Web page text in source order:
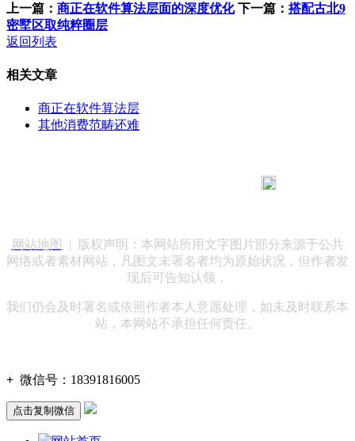
上一篇： 商正在软件算法层面的深度优化 下一篇： 搭配古北9
密墅区取纯粹圈层
返回列表
相关文章
商正在软件算法层
其他消费范畴还难
网站地图
| 版权声明：本网站所用文字图片部分来源于公共
网络或者素材网站，凡图文未署名者均为原始状况，但作者发
现后可告知认领，
我们仍会及时署名或依照作者本人意愿处理，如未及时联系本
站，本网站不承担任何责任。
+ 微信号： 18391816005
点击复制微信